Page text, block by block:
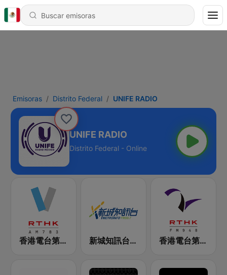
Emisoras Distrito Federal UNIFE RADIO
UNIFE RADIO
Distrito Federal - Online
香港電台第五台 - RTHK Radio 5 新城知訊台 MetroInfo FM99.7 香港電台第二台 RTHK Radio 2